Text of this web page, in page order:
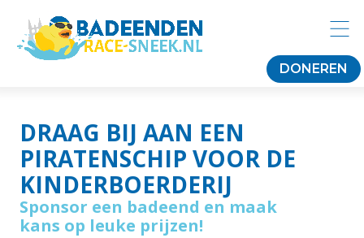
DONEREN
DRAAG BIJ AAN EEN
PIRATENSCHIP VOOR DE
KINDERBOERDERIJ
Sponsor een badeend en maak
kans op leuke prijzen!